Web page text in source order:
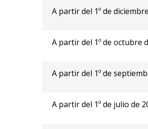
A partir del 1º de
A partir del 1º de octubre
A partir del 1º de
A partir del 1º de julio de